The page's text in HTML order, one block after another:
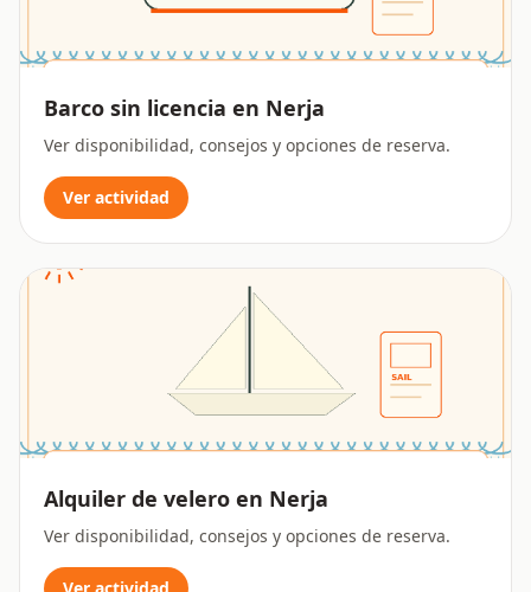
Barco sin licencia en Nerja
Ver disponibilidad, consejos y opciones de reserva.
Ver actividad
Alquiler de velero en Nerja
Ver disponibilidad, consejos y opciones de reserva.